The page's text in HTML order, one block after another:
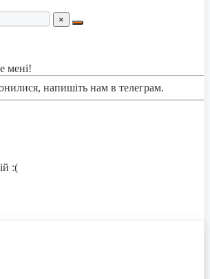
×
мені!
напишіть нам в телеграм.
:(